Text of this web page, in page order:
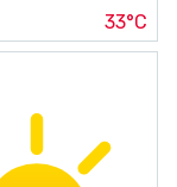
33°C